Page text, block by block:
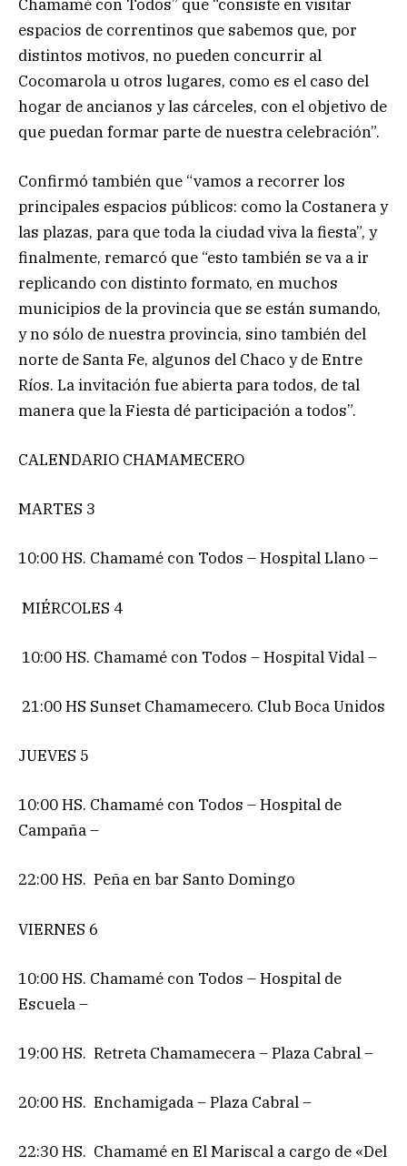
Chamamé con Todos” que “consiste en visitar
espacios de correntinos que sabemos que, por
distintos motivos, no pueden concurrir al
Cocomarola u otros lugares, como es el caso del
hogar de ancianos y las cárceles, con el objetivo de
que puedan formar parte de nuestra celebración”.
Confirmó también que “vamos a recorrer los
principales espacios públicos: como la Costanera y
las plazas, para que toda la ciudad viva la fiesta”, y
finalmente, remarcó que “esto también se va a ir
replicando con distinto formato, en muchos
municipios de la provincia que se están sumando,
y no sólo de nuestra provincia, sino también del
norte de Santa Fe, algunos del Chaco y de Entre
Ríos. La invitación fue abierta para todos, de tal
manera que la Fiesta dé participación a todos”.
CALENDARIO CHAMAMECERO
MARTES 3
10:00 HS. Chamamé con Todos – Hospital Llano –
MIÉRCOLES 4
10:00 HS. Chamamé con Todos – Hospital Vidal –
21:00 HS Sunset Chamamecero. Club Boca Unidos
JUEVES 5
10:00 HS. Chamamé con Todos – Hospital de
Campaña –
22:00 HS. Peña en bar Santo Domingo
VIERNES 6
10:00 HS. Chamamé con Todos – Hospital de
Escuela –
19:00 HS. Retreta Chamamecera – Plaza Cabral –
20:00 HS. Enchamigada – Plaza Cabral –
22:30 HS. Chamamé en El Mariscal a cargo de «Del